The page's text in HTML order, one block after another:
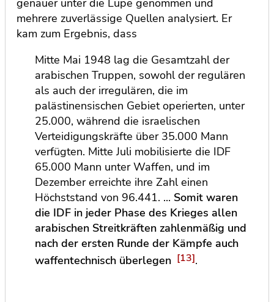
genauer unter die Lupe genommen und
mehrere zuverlässige Quellen analysiert. Er
kam zum Ergebnis, dass
Mitte Mai 1948 lag die Gesamtzahl der
arabischen Truppen, sowohl der regulären
als auch der irregulären, die im
palästinensischen Gebiet operierten, unter
25.000, während die israelischen
Verteidigungskräfte über 35.000 Mann
verfügten. Mitte Juli mobilisierte die IDF
65.000 Mann unter Waffen, und im
Dezember erreichte ihre Zahl einen
Höchststand von 96.441. ... Somit waren
die IDF in jeder Phase des Krieges allen
arabischen Streitkräften zahlenmäßig und
nach der ersten Runde der Kämpfe auch
waffentechnisch überlegen [13].